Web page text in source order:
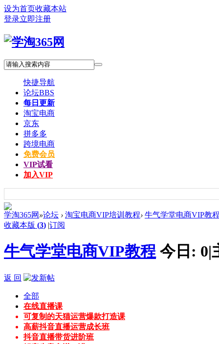
设为首页收藏本站
登录立即注册
快捷导航
论坛BBS
每日更新
淘宝电商
京东
拼多多
跨境电商
免费会员
VIP试看
加入VIP
学淘365网 »论坛 › 淘宝电商VIP培训教程› 牛气学堂电商VIP教
收藏本版 (3) |订阅
牛气学堂电商VIP教程 今日: 0|
返 回
全部
在线直播课
可复制的天猫运营爆款打造课
高薪抖音直播运营成长班
抖音直播带货进阶班